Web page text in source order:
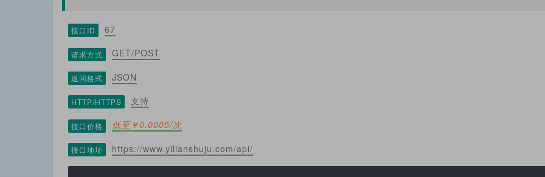
接口ID 67
请求方式 GET/POST
返回格式 JSON
HTTP/HTTPS 支持
接口价格 低至￥0.0005/次
接口地址 https://www.yilianshuju.com/api/